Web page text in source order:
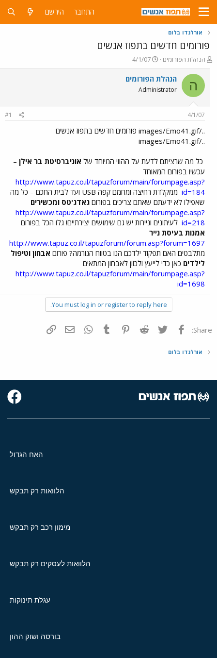
התחבר הירשם
אורלנדו בלום
פורומים חדשים בתפוז אנשים
פ
ו
ת
ח
ה
ש
הנהלת הפורומים
פ
ו
ר
ם
ר
י
ך
4/1/07
ה הנהלת הפורומים
Administrator
4/1/07
#1
../images/Emo41.gif פורומים חדשים בתפוז אנשים
../images/Emo41.gif
כל מה שרציתם לדעת על ההווי המיוחד של אוניברסיטת בר אילן –
עכשיו בפורום המאוחד
http://www.tapuz.co.il/tapuzforum/main/forumpage.asp?
id=184
ממקלדת רחיצה ומחמם קפה USB ועד לבית החכם – כל מה
שאפילו לא ידעתם שאתם צריכים בפורום גאדג'טס ומכשירים
http://www.tapuz.co.il/tapuzforum/main/forumpage.asp?
id=218 לעיתונים וניירות יש גם שימושים יצירתיים! גלו הכל בפורום
אמנות בעיסת נייר
http://www.tapuz.co.il/tapuzforum/forum.asp?forum=1697
מתלבטים האם תפקוד ילדכם הנו בטווח הנורמה? פורום אבחון וטיפול
לילדים כאן כדי לייעץ ולכוון לאבחון המתאים
http://www.tapuz.co.il/tapuzforum/main/forumpage.asp?
id=1698
You must log in or register to reply here.
Share: פייסבוק Twitter
Reddit
Pinterest
Tumblr
WhatsAppדואר אלקטרוני
אורלנדו בלום
האח הגדול
הלוואות רק תבקש
מימון רכב רק תבקש
הלוואות לעסקים רק תבקש
עגלת תינוקות
בורסה ושוק ההון